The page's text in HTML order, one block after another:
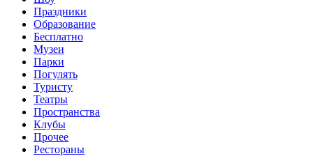
Праздники
Образование
Бесплатно
Музеи
Парки
Погулять
Туристу
Театры
Пространства
Клубы
Прочее
Рестораны